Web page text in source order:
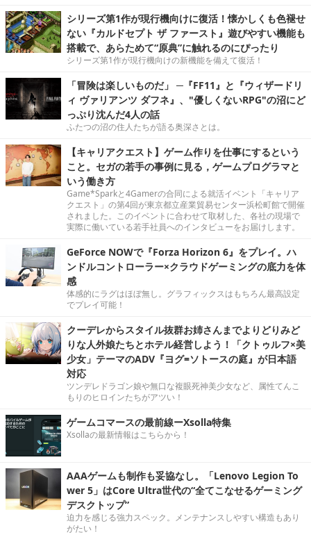
シリーズ第1作が現行機向けに復活！懐かしくも色褪せ
ない『カルドセプト ザ ファースト』遊びやすい機能も
搭載で、あらためて“原典”に触れるのにぴったり
シリーズ第1作が現行機向けの新機能を備えて復活！
「冒険は楽しいものだ」 ─『FF11』と『ウィザードリ
ィ ヴァリアンツ ダフネ』、"優しくないRPG"の沼にど
っぷり沈んだ4人の話
ふたつの沼の住人たちが語る奥深さとは。
【キャリアクエスト】ゲーム作りを仕事にするという
こと。セガの若手の事例に見る，ゲームプログラマと
いう働き方
Game*Sparkと4Gamerの合同による就活イベント「キャリア
クエスト」の第4回が東京都立産業貿易センター浜松町館で開催
されました。このイベントに合わせて取材した、各社の現場で
実際に働いている若手社員へのインタビューをお届けします。
GeForce NOWで『Forza Horizon 6』をプレイ。ハ
ンドルコントローラー×クラウドゲーミングの底力を体
感
体感的にラグはほぼ無し。グラフィックスはもちろん最高設定
でプレイ可能！
クーデレからスタイル抜群お姉さんまでよりどりみど
りな人外娘たちとホテル経営しよう！「クトゥルフ×美
少女」テーマのADV『ヨグ=ソトースの庭』が日本語
対応
ツンデレドラゴン娘や無口な複眼死神美少女など、属性てんこ
もりのヒロインたちがアツい！
ゲームコマースの最前線ーXsolla特集
Xsollaの最新情報はこちらから！
AAAゲームも制作も妥協なし。「Lenovo Legion To
wer 5」はCore Ultra世代の“全てこなせるゲーミング
デスクトップ”
迫力を感じる強力スペック。メンテナンスしやすい構造もあり
がたい！